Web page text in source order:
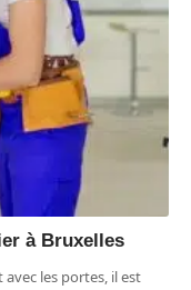
à Bruxelles
les portes, il est